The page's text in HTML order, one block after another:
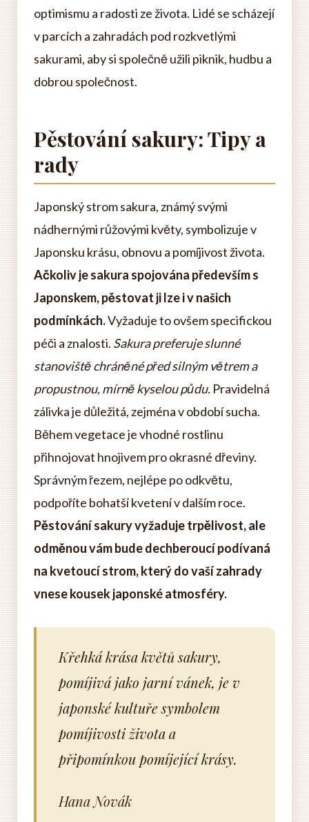
optimismu a radosti ze života. Lidé se scházejí
v parcích a zahradách pod rozkvetlými
sakurami, aby si společně užili piknik, hudbu a
dobrou společnost.
Pěstování sakury: Tipy a
rady
Japonský strom sakura, známý svými
nádhernými růžovými květy, symbolizuje v
Japonsku krásu, obnovu a pomíjivost života.
Ačkoliv je sakura spojována především s
Japonskem, pěstovat ji lze i v našich
podmínkách.Vyžaduje to ovšem specifickou
péči a znalosti. Sakura preferuje slunné
stanoviště chráněné před silným větrem a
propustnou, mírně kyselou půdu. Pravidelná
zálivka je důležitá, zejména v období sucha.
Během vegetace je vhodné rostlinu
přihnojovat hnojivem pro okrasné dřeviny.
Správným řezem, nejlépe po odkvětu,
podpoříte bohatší kvetení v dalším roce.
Pěstování sakury vyžaduje trpělivost, ale
odměnou vám bude dechberoucí podívaná
na kvetoucí strom, který do vaší zahrady
vnese kousek japonské atmosféry.
Křehká krása květů sakury,
pomíjivá jako jarní vánek, je v
japonské kultuře symbolem
pomíjivosti života a
připomínkou pomíjející krásy.
Hana Novák